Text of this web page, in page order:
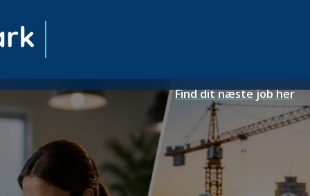
Find dit næste job her